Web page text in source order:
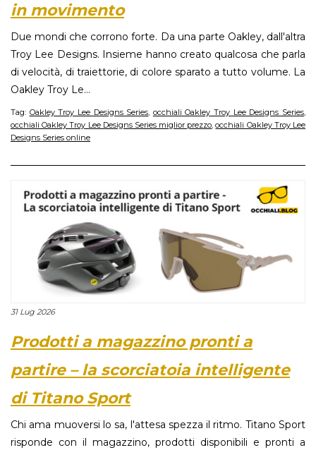
in movimento
Due mondi che corrono forte. Da una parte Oakley, dall'altra
Troy Lee Designs. Insieme hanno creato qualcosa che parla
di velocità, di traiettorie, di colore sparato a tutto volume. La
Oakley Troy Le...
Tag: Oakley Troy Lee Designs Series, occhiali Oakley Troy Lee Designs Series,
occhiali Oakley Troy Lee Designs Series miglior prezzo,occhiali Oakley Troy Lee
Designs Series online
31 Lug 2026
Prodotti a magazzino pronti a
partire – la scorciatoia intelligente
di Titano Sport
Chi ama muoversi lo sa, l'attesa spezza il ritmo. Titano Sport
risponde con il magazzino, prodotti disponibili e pronti a